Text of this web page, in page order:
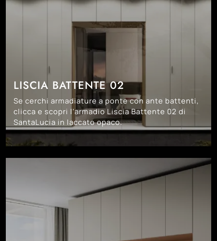
LISCIA BATTENTE 02
Se cerchi armadiature a ponte con ante battenti,
clicca e scopri l'armadio Liscia Battente 02 di
SantaLucia in laccato opaco.